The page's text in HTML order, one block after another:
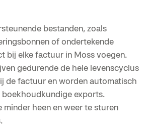
bestanden, zoals
of ondertekende
bij elke factuur in Moss voegen.
gedurende de hele levenscyclus
de factuur en worden automatisch
boekhoudkundige exports.
minder heen en weer te sturen